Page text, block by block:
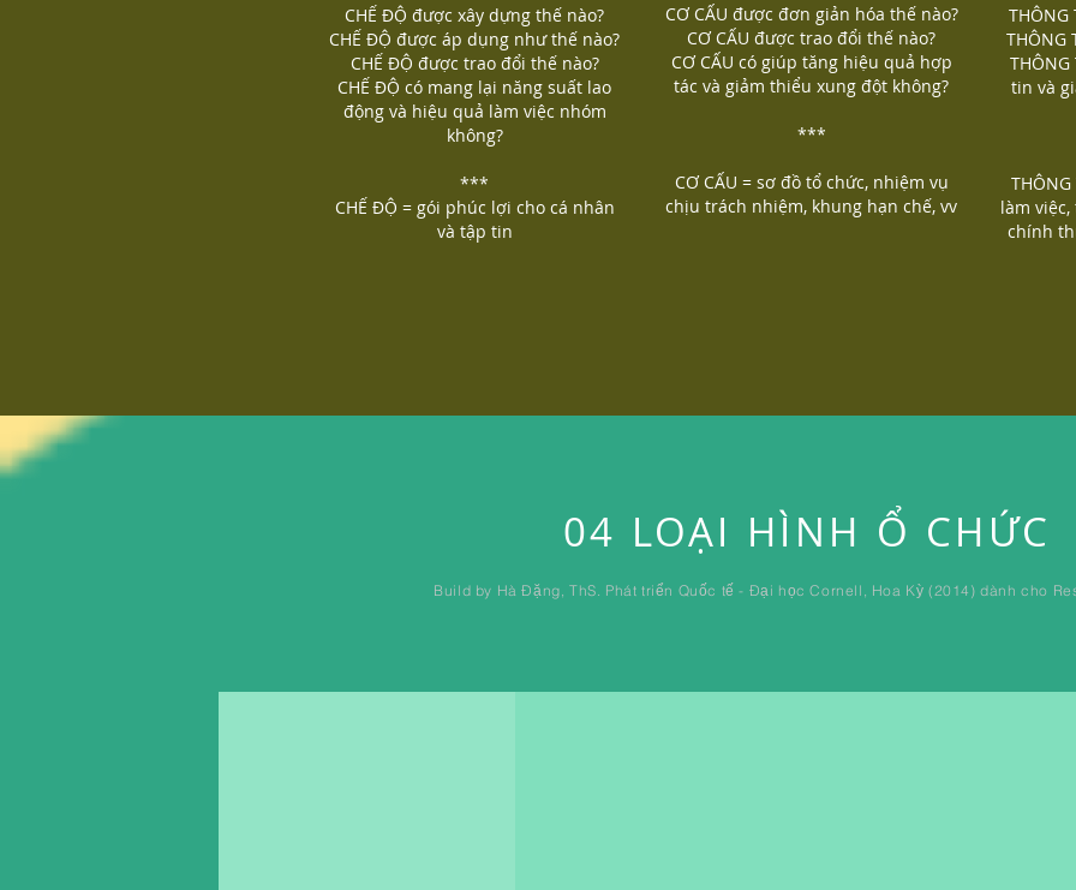
CHẾ ĐỘ được xây dựng thế nào?
CHẾ ĐỘ được áp dụng như thế nào?
CHẾ ĐỘ được trao đổi thế nào?
CHẾ ĐỘ có mang lại năng suất lao
động và hiệu quả làm việc nhóm
không?
***
CHẾ ĐỘ = gói phúc lợi cho cá nhân
và tập tin
CƠ CẤU được đơn giản hóa thế nào?
CƠ CẤU được trao đổi thế nào?
CƠ CẤU có giúp tăng hiệu quả hợp
tác và giảm thiểu xung đột không?
***
CƠ CẤU = sơ đồ tổ chức, nhiệm vụ
chịu trách nhiệm, khung hạn chế, vv
THÔNG
tin và
làm
chính
04 LOẠI HÌNH Ổ CHỨC
Build by Hà Đặng, ThS. Phát triển Quốc tế - Đại học Cornell, Hoa Kỳ (2014) dành cho